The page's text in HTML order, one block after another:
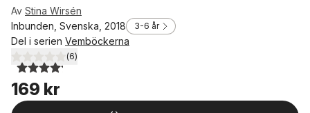
Av Stina Wirsén
Inbunden, Svenska, 2018
3-6 år
Del i serien Vemböckerna
4,2utav 5 stjärnor. Totalt antal röster:
(6)
169 kr